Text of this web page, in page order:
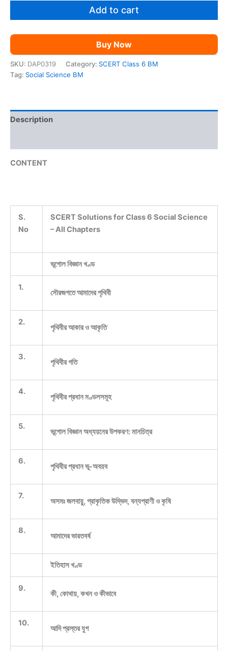
Science
quantity
Add to cart
Buy Now
SKU: DAP0319 Category: SCERT Class 6 BM
Tag: Social Science BM
Description
CONTENT
S.
No
SCERT Solutions for Class 6 Social Science
– All Chapters
ভূগোল বিজ্ঞান খণ্ড
1.
সৌরজগতে আমাদের পৃথিবী
2.
পৃথিবীর আকার ও আকৃতি
3.
পৃথিবীর গতি
4.
পৃথিবীর প্রধান মণ্ডলসমূহ
5.
ভূগোল বিজ্ঞান অধ্যয়নের উপকরণ: মানচিত্র
6.
পৃথিবীর প্রধান ভূ-অবয়ব
7.
অসমঃ জলবায়ু, প্রাকৃতিক উদ্ভিদ, বন্যপ্রাণী ও কৃষি
8.
আমাদের ভারতবর্ষ
ইতিহাস খণ্ড
9.
কী, কোথায়, কখন ও কীভাবে
10.
আদি প্রস্তর যুগ